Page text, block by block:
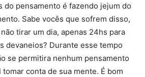
do pensamento é fazendo jejum do
Sabe vocês que sofrem disso,
tirar um dia, apenas 24hs para
devaneios? Durante esse tempo
se permitira nenhum pensamento
tomar conta de sua mente. É bom